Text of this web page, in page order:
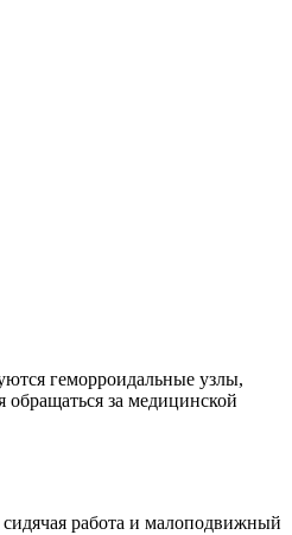
геморроидальные узлы,
за медицинской
работа и малоподвижный